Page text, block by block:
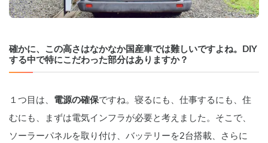
確かに、この高さはなかなか国産車では難しいですよね。DIY
する中で特にこだわった部分はありますか？
１つ目は、 電源の確保ですね。寝るにも、仕事するにも、住
むにも、まずは電気インフラが必要と考えました。そこで、
ソーラーパネルを取り付け、バッテリーを2台搭載、さらに